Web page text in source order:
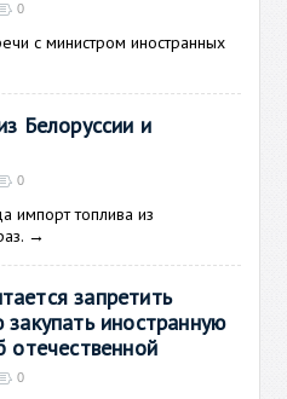
0
с министром иностранных
Белоруссии и
0
импорт топлива из
→
запретить
иностранную
отечественной
0